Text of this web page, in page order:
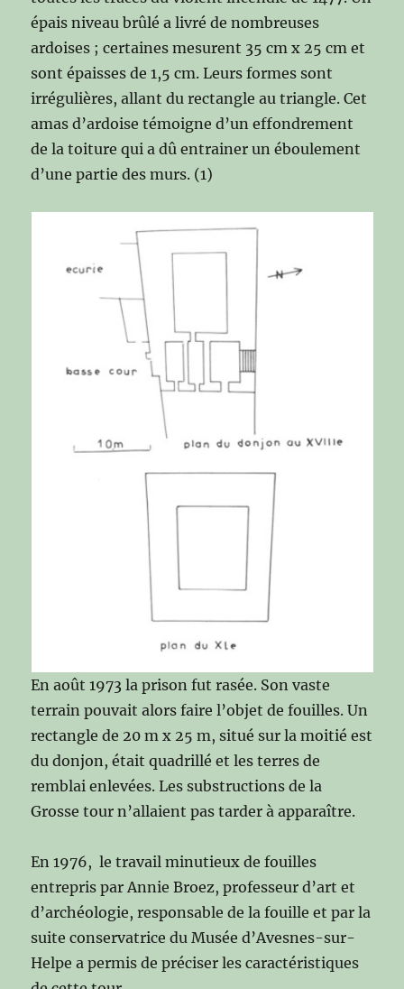
épais niveau brûlé a livré de nombreuses
ardoises ; certaines mesurent 35 cm x 25 cm et
sont épaisses de 1,5 cm. Leurs formes sont
irrégulières, allant du rectangle au triangle. Cet
amas d’ardoise témoigne d’un effondrement
de la toiture qui a dû entrainer un éboulement
d’une partie des murs. (1)
En août 1973 la prison fut rasée. Son vaste
terrain pouvait alors faire l’objet de fouilles. Un
rectangle de 20 m x 25 m, situé sur la moitié est
du donjon, était quadrillé et les terres de
remblai enlevées. Les substructions de la
Grosse tour n’allaient pas tarder à apparaître.
En 1976, le travail minutieux de fouilles
entrepris par Annie Broez, professeur d’art et
d’archéologie, responsable de la fouille et par la
suite conservatrice du Musée d’Avesnes-sur-
Helpe a permis de préciser les caractéristiques